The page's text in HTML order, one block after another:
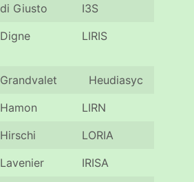
di Giusto I3S
Digne LIRIS
Grandvalet Heudiasyc
Hamon LIRN
Hirschi LORIA
Lavenier IRISA